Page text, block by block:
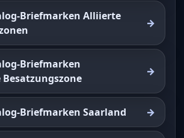
Briefmarken Alliierte
Briefmarken
Briefmarken Saarland